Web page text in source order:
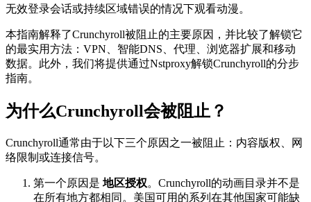
无效登录会话或持续区域错误的情况下观看动漫。
本指南解释了Crunchyroll被阻止的主要原因，并比较了解锁它
的最实用方法：VPN、智能DNS、代理、浏览器扩展和移动
数据。此外，我们将提供通过Nstproxy解锁Crunchyroll的分步
指南。
为什么Crunchyroll会被阻止？
Crunchyroll通常由于以下三个原因之一被阻止：内容版权、网
络限制或连接信号。
第一个原因是 地区授权。Crunchyroll的动画目录并不是
在所有地方都相同。美国可用的系列在其他国家可能缺